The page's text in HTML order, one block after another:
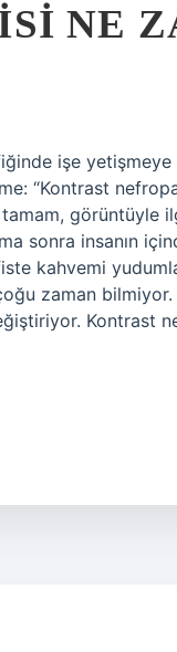
NE
işe yetişmeye
“Kontrast
görüntüyle
sonra insanın
kahvemi
zaman
Kontrast